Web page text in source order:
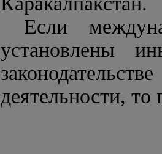
Если
установлены
деятельности,